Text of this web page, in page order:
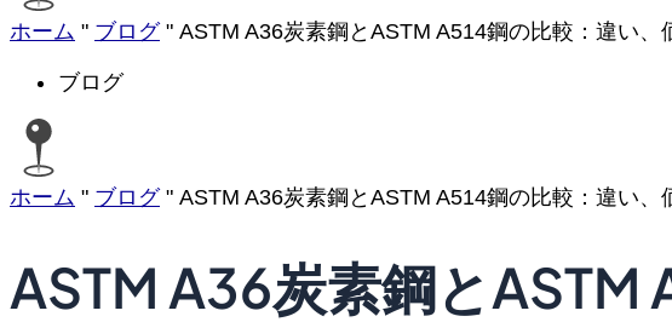
ホーム " ブログ" ASTM A36炭素鋼とASTM A514鋼の比較：違い、
ブログ
ホーム " ブログ" ASTM A36炭素鋼とASTM A514鋼の比較：違い、
ASTM A36炭素鋼とASTM